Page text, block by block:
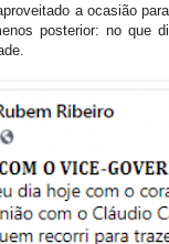
a ocasião
posterior: no que